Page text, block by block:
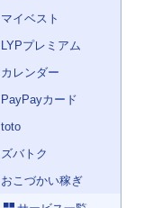
マイベスト
LYPプレミアム
カレンダー
PayPayカード
toto
ズバトク
おこづかい稼ぎ